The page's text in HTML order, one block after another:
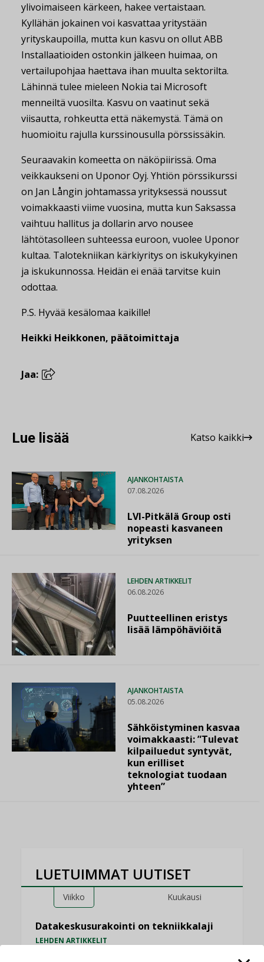
ylivoimaiseen kärkeen, hakee vertaistaan.
Kyllähän jokainen voi kasvattaa yritystään
yrityskaupoilla, mutta kun kasvu on ollut ABB
Installaatioiden ostonkin jälkeen huimaa, on
vertailupohjaa haettava ihan muulta sektorilta.
Lähinnä tulee mieleen Nokia tai Microsoft
menneiltä vuosilta. Kasvu on vaatinut sekä
viisautta, rohkeutta että näkemystä. Tämä on
huomioitu rajulla kurssinousulla pörssissäkin.
Seuraavakin komeetta on näköpiirissä. Oma
veikkaukseni on Uponor Oyj. Yhtiön pörssikurssi
on Jan Långin johtamassa yrityksessä noussut
voimakkaasti viime vuosina, mutta kun Saksassa
vaihtuu hallitus ja dollarin arvo nousee
lähtötasolleen suhteessa euroon, vuolee Uponor
kultaa. Talotekniikan kärkiyritys on iskukykyinen
ja iskukunnossa. Heidän ei enää tarvitse kuin
odottaa.
P.S. Hyvää kesälomaa kaikille!
Heikki Heikkonen, päätoimittaja
Jaa:
Lue lisää Katso kaikki
AJANKOHTAISTA
07.08.2026
LVI-Pitkälä Group osti
nopeasti kasvaneen
yrityksen
LEHDEN ARTIKKELIT
06.08.2026
Puutteellinen eristys
lisää lämpöhäviöitä
AJANKOHTAISTA
05.08.2026
Sähköistyminen kasvaa
voimakkaasti: ”Tulevat
kilpailuedut syntyvät,
kun erilliset
teknologiat tuodaan
yhteen”
LUETUIMMAT UUTISET
Viikko Kuukausi
Datakeskusurakointi on tekniikkalaji
LEHDEN ARTIKKELIT